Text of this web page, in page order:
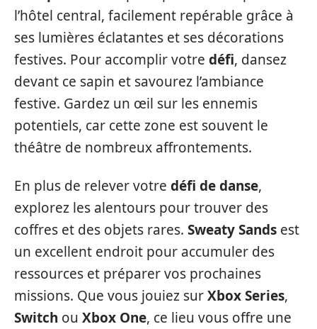
l’hôtel central, facilement repérable grâce à
ses lumières éclatantes et ses décorations
festives. Pour accomplir votre défi, dansez
devant ce sapin et savourez l’ambiance
festive. Gardez un œil sur les ennemis
potentiels, car cette zone est souvent le
théâtre de nombreux affrontements.
En plus de relever votre défi de danse,
explorez les alentours pour trouver des
coffres et des objets rares. Sweaty Sands est
un excellent endroit pour accumuler des
ressources et préparer vos prochaines
missions. Que vous jouiez surXbox Series,
Switch ou Xbox One, ce lieu vous offre une